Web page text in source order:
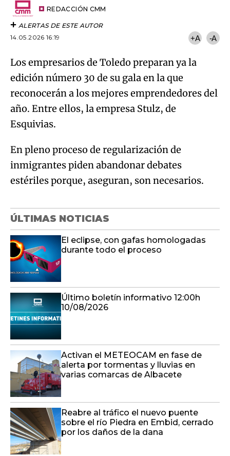
REDACCIÓN CMM
ALERTAS DE ESTE AUTOR
14.05.2026 16:19
+A -A
Los empresarios de Toledo preparan ya la
edición número 30 de su gala en la que
reconocerán a los mejores emprendedores del
año. Entre ellos, la empresa Stulz, de
Esquivias.
En pleno proceso de regularización de
inmigrantes piden abandonar debates
estériles porque, aseguran, son necesarios.
ÚLTIMAS NOTICIAS
El eclipse, con gafas homologadas
durante todo el proceso
Último boletín informativo 12:00h
10/08/2026
Activan el METEOCAM en fase de
alerta por tormentas y lluvias en
varias comarcas de Albacete
Reabre al tráfico el nuevo puente
sobre el río Piedra en Embid, cerrado
por los daños de la dana